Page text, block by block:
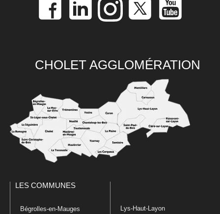
CHOLET AGGLOMÉRATION
LES COMMUNES
Bégrolles-en-Mauges Lys-Haut-Layon